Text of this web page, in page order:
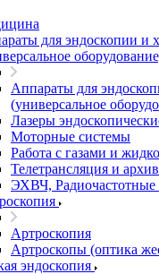
для эндоскопии и
Аппараты для
(универсальное
Лазеры
Моторные системы
Работа с газами и
Телетрансляция и
ЭХВЧ, Радиочастотные
Артроскопия
Артроскопы (оптика
эндоскопия